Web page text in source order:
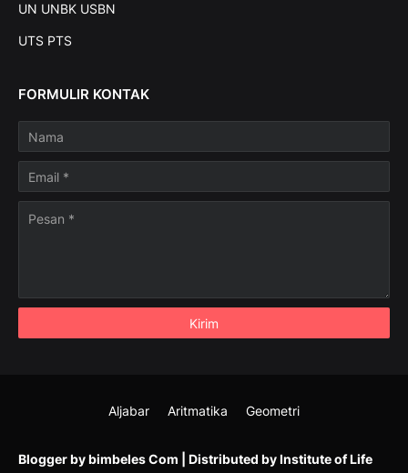
UN UNBK USBN
UTS PTS
FORMULIR KONTAK
Blogger bybimbeles Com | Distributed byInstitute of Life
Aljabar Aritmatika Geometri